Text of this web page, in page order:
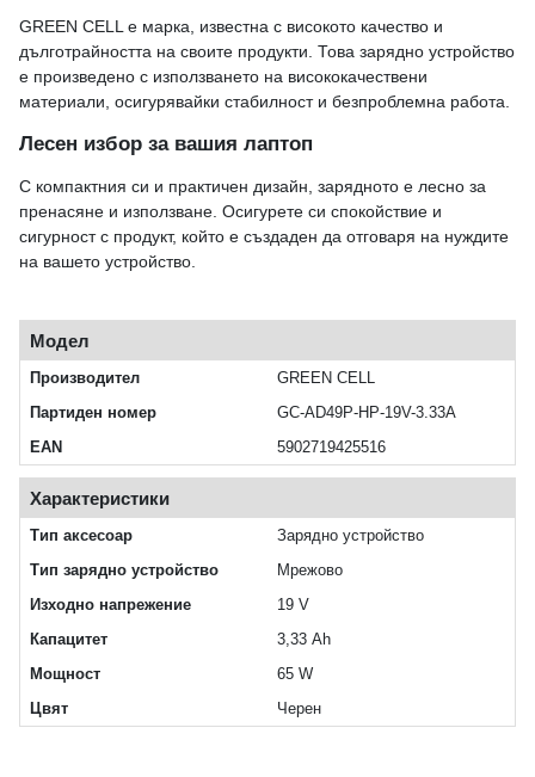
GREEN CELL е марка, известна с високото качество и
дълготрайността на своите продукти. Това зарядно устройство
е произведено с използването на висококачествени
материали, осигурявайки стабилност и безпроблемна работа.
Лесен избор за вашия лаптоп
С компактния си и практичен дизайн, зарядното е лесно за
пренасяне и използване. Осигурете си спокойствие и
сигурност с продукт, който е създаден да отговаря на нуждите
на вашето устройство.
Модел
Производител
GREEN CELL
Партиден номер
GC-AD49P-HP-19V-3.33A
EAN
5902719425516
Характеристики
Тип аксесоар
Зарядно устройство
Тип зарядно устройство
Мрежово
Изходно напрежение
19 V
Капацитет
3,33 Ah
Мощност
65 W
Цвят
Черен